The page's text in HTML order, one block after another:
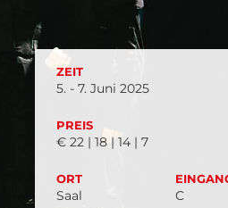
ZEIT
5. - 7. Juni 2025
PREIS
€ 22 | 18 | 14 | 7
ORT
Saal C